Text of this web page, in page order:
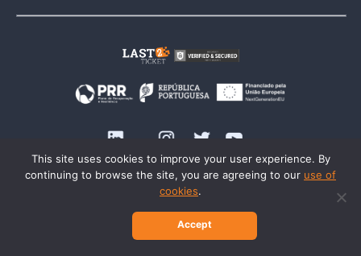
© 2026 Last2Ticket | All rights reserved
This site uses cookies to improve your user experience. By
continuing to browse the site, you are agreeing to our use of
cookies.
Accept